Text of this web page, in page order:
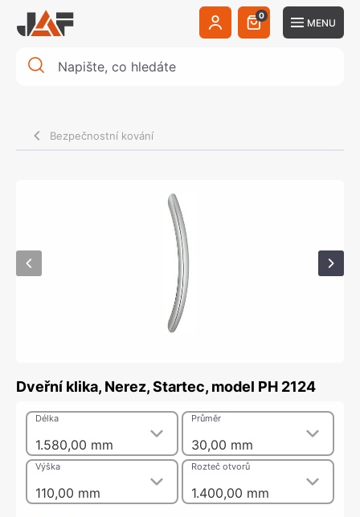
0
MENU
Bezpečnostní kování
Dveřní klika, Nerez, Startec, model PH 2124
1.580,00 mm
Délka
30,00 mm
Průměr
110,00 mm
Výška
1.400,00 mm
Rozteč otvorů